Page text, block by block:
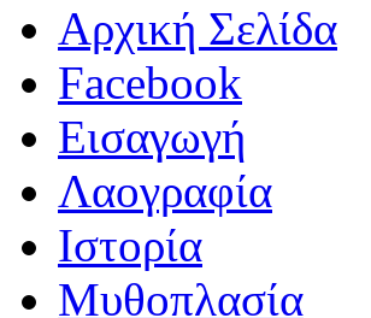
Αρχική Σελίδα
Facebook
Εισαγωγή
Λαογραφία
Ιστορία
Μυθοπλασία